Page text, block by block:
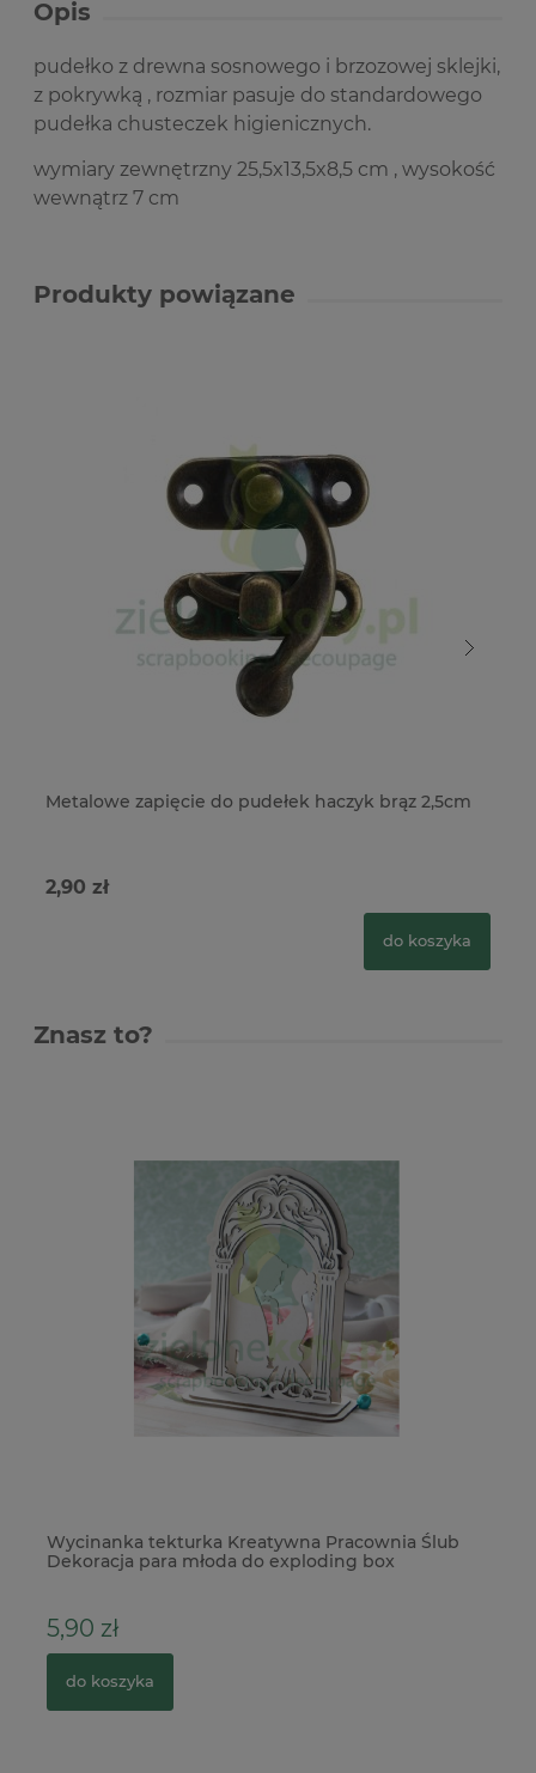
Opis
pudełko z drewna sosnowego i brzozowej sklejki,
z pokrywką , rozmiar pasuje do standardowego
pudełka chusteczek higienicznych.
wymiary zewnętrzny 25,5x13,5x8,5 cm , wysokość
wewnątrz 7 cm
Produkty powiązane
Metalowe zapięcie do pudełek haczyk brąz 2,5cm
2,90 zł
do koszyka
Znasz to?
Wycinanka tekturka Kreatywna Pracownia Ślub
Dekoracja para młoda do exploding box
5,90 zł
do koszyka